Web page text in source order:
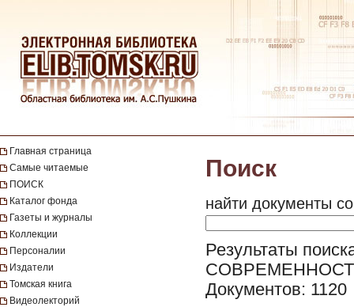
Главная страница
Самые читаемые
ПОИСК
Каталог фонда
Газеты и журналы
Коллекции
Персоналии
Издатели
Томская книга
Видеолекторий
Поиск
найти документы
Результаты
Документов: 1120